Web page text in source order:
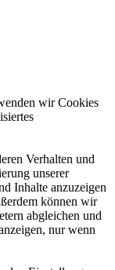
wir Cookies
Verhalten und
unserer
Inhalte anzuzeigen
können wir
abgleichen und
nur wenn